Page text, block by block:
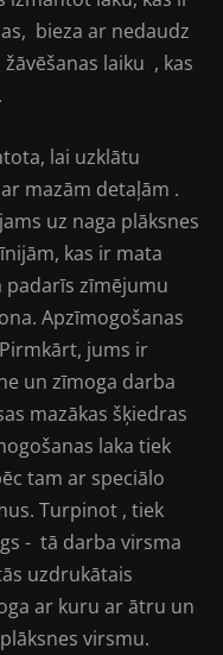
bieza ar nedaudz
laiku , kas
lai uzklātu
mazām detaļām .
uz naga plāksnes
kas ir mata
padarīs zīmējumu
Apzīmogošanas
jums ir
un zīmoga darba
mazākas šķiedras
laka tiek
tam ar speciālo
Turpinot , tiek
- tā darba virsma
uzdrukātais
ar kuru ar ātru un
virsmu.